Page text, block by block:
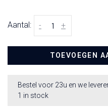
Aantal: +
-
TOEVOEGEN
Bestel voor 23u en we
1 in stock